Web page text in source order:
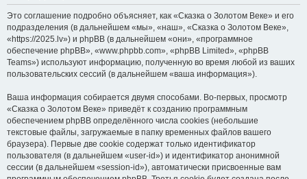
с
Это соглашение подробно объясняет, как «Сказка о Золотом Веке» и его
подразделения (в дальнейшем «мы», «наш», «Сказка о Золотом Веке»,
«https://2025.lv») и phpBB (в дальнейшем «они», «программное
обеспечение phpBB», «www.phpbb.com», «phpBB Limited», «phpBB
Teams») используют информацию, полученную во время любой из ваших
пользовательских сессий (в дальнейшем «ваша информация»).
Ваша информация собирается двумя способами. Во-первых, просмотр
«Сказка о Золотом Веке» приведёт к созданию программным
обеспечением phpBB определённого числа cookies (небольшие
текстовые файлы, загружаемые в папку временных файлов вашего
браузера). Первые две cookie содержат только идентификатор
пользователя (в дальнейшем «user-id») и идентификатор анонимной
сессии (в дальнейшем «session-id»), автоматически присвоенные вам